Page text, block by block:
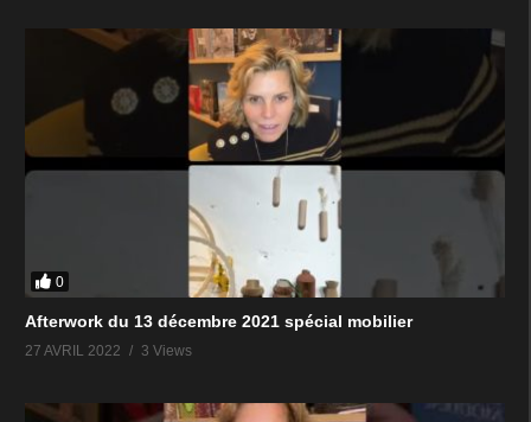
0
Afterwork du 13 décembre 2021 spécial mobilier
27 AVRIL 2022 3 Views